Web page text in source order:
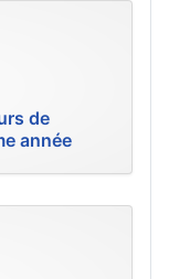
de
année